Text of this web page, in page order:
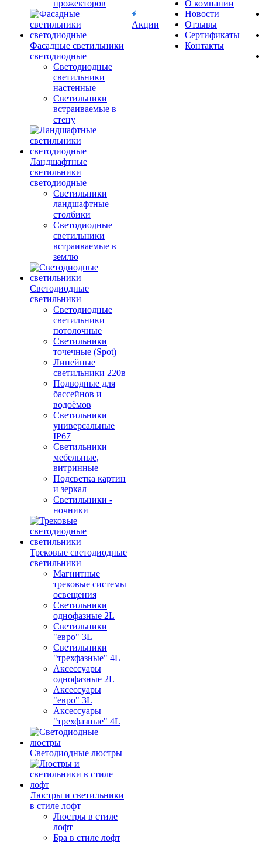
прожекторов
Фасадные светильники
светодиодные
Светодиодные
светильники
настенные
Светильники
встраиваемые в
стену
Ландшафтные
светильники
светодиодные
Светильники
ландшафтные
столбики
Светодиодные
светильники
встраиваемые в
землю
Светодиодные
светильники
Светодиодные
светильники
потолочные
Светильники
точечные (Spot)
Линейные
светильники 220в
Подводные для
бассейнов и
водоёмов
Светильники
универсальные
IP67
Светильники
мебельные,
витринные
Подсветка картин
и зеркал
Светильники -
ночники
Трековые светодиодные
светильники
Магнитные
трековые системы
освещения
Светильники
однофазные 2L
Светильники
"евро" 3L
Светильники
"трехфазные" 4L
Аксессуары
однофазные 2L
Аксессуары
"евро" 3L
Аксессуары
"трехфазные" 4L
Светодиодные люстры
Люстры и светильники
в стиле лофт
Люстры в стиле
лофт
Бра в стиле лофт
Акции
О компании
Новости
Отзывы
Сертификаты
Контакты